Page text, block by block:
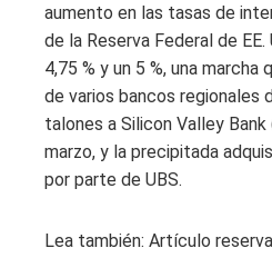
aumento en las tasas de
de la Reserva Federal de
4,75 % y un 5 %, una marcha
de varios bancos regionales
talones a Silicon Valley Bank
marzo, y la precipitada
por parte de UBS.
Lea también: Artículo